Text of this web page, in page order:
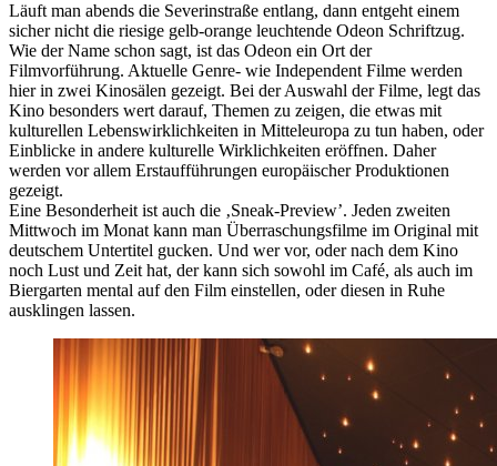
Läuft man abends die Severinstraße entlang, dann entgeht einem
sicher nicht die riesige gelb-orange leuchtende Odeon Schriftzug.
Wie der Name schon sagt, ist das Odeon ein Ort der
Filmvorführung. Aktuelle Genre- wie Independent Filme werden
hier in zwei Kinosälen gezeigt. Bei der Auswahl der Filme, legt das
Kino besonders wert darauf, Themen zu zeigen, die etwas mit
kulturellen Lebenswirklichkeiten in Mitteleuropa zu tun haben, oder
Einblicke in andere kulturelle Wirklichkeiten eröffnen. Daher
werden vor allem Erstaufführungen europäischer Produktionen
gezeigt.
Eine Besonderheit ist auch die ‚Sneak-Preview’. Jeden zweiten
Mittwoch im Monat kann man Überraschungsfilme im Original mit
deutschem Untertitel gucken. Und wer vor, oder nach dem Kino
noch Lust und Zeit hat, der kann sich sowohl im Café, als auch im
Biergarten mental auf den Film einstellen, oder diesen in Ruhe
ausklingen lassen.